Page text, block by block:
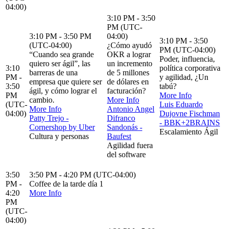
04:00)
3:10
PM -
3:50
PM
(UTC-
04:00)
3:10 PM - 3:50 PM
(UTC-04:00)
“Cuando sea grande
quiero ser ágil”, las
barreras de una
empresa que quiere ser
ágil, y cómo lograr el
cambio.
More Info
Patty Trejo -
Cornershop by Uber
Cultura y personas
3:10 PM - 3:50
PM (UTC-
04:00)
¿Cómo ayudó
OKR a lograr
un incremento
de 5 millones
de dólares en
facturación?
More Info
Antonio Angel
Difranco
Sandonás -
Baufest
Agilidad fuera
del software
3:10 PM - 3:50
PM (UTC-04:00)
Poder, influencia,
política corporativa
y agilidad, ¿Un
tabú?
More Info
Luis Eduardo
Dujovne Fischman
- BBK+2BRAINS
Escalamiento Ágil
3:50
PM -
4:20
PM
(UTC-
04:00)
3:50 PM - 4:20 PM (UTC-04:00)
Coffee de la tarde día 1
More Info